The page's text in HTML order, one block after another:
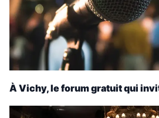
À Vichy, le forum gratuit qui